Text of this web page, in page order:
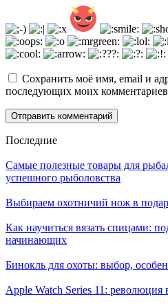
Сохранить моё имя, email и
последующих моих
Последние
Самые полезные товары для
успешного рыболовства
Выбираем охотничий нож в
Как научиться вязать спицами:
начинающих
Бинокль для охоты: выбор,
Apple Watch Series 11: